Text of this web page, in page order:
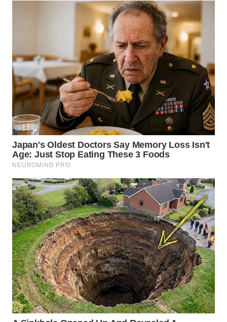
TANGERANG
WN
BINJAI
WN
CIREBON
WN
INDRAMAYU
WN
KUNINGAN
WN
MAJALENGKA
WN
SUBANG
WN
SUKABUMI